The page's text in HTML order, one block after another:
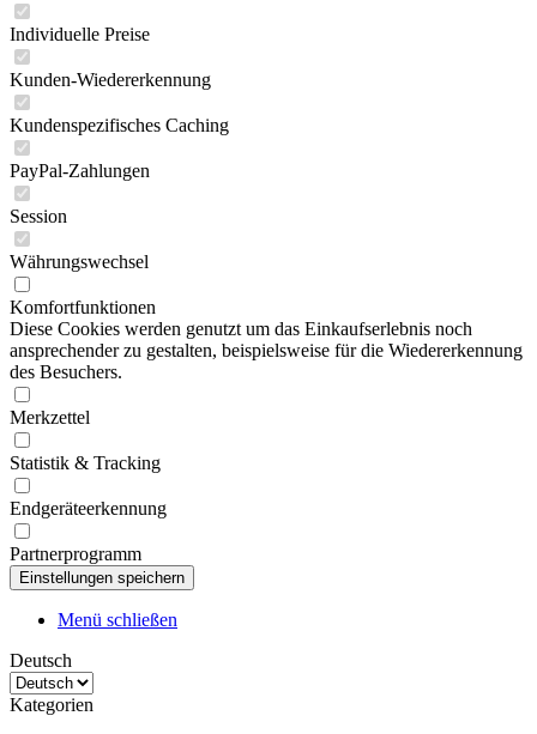
Individuelle Preise
Kunden-Wiedererkennung
Kundenspezifisches Caching
PayPal-Zahlungen
Session
Währungswechsel
Komfortfunktionen
Diese Cookies werden genutzt um das Einkaufserlebnis noch
ansprechender zu gestalten, beispielsweise für die Wiedererkennung
des Besuchers.
Merkzettel
Statistik & Tracking
Endgeräteerkennung
Partnerprogramm
Menü schließen
Deutsch
Kategorien